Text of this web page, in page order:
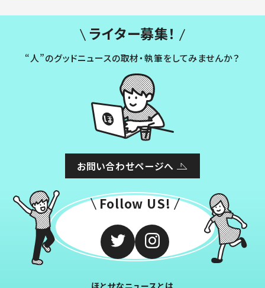
ライター募集！
“人”のグッドニュースの取材・執筆をしてみませんか？
お問い合わせページへ
Follow US!
ほとせなニュースとは